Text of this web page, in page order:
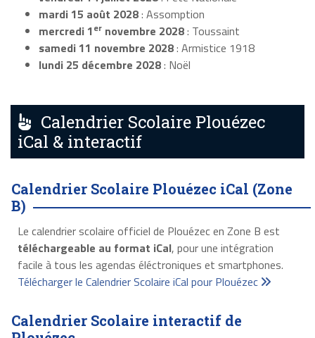
mardi 15 août 2028: Assomption
mercredi 1er novembre 2028: Toussaint
samedi 11 novembre 2028: Armistice 1918
lundi 25 décembre 2028: Noël
Calendrier Scolaire Plouézec
iCal & interactif
Calendrier Scolaire Plouézec iCal (Zone
B)
Le calendrier scolaire officiel de Plouézec en Zone B est
téléchargeable au format iCal, pour une intégration
facile à tous les agendas éléctroniques et smartphones.
Télécharger le Calendrier Scolaire iCal pour Plouézec
Calendrier Scolaire interactif de